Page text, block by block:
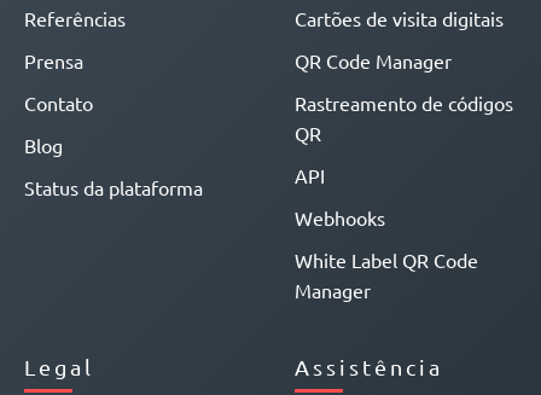
Referências
Prensa
Contato
Blog
Status da plataforma
Cartões de visita digitais
QR Code Manager
Rastreamento de códigos
QR
API
Webhooks
White Label QR Code
Manager
Legal Assistência